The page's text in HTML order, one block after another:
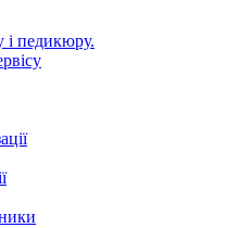
і педикюру.